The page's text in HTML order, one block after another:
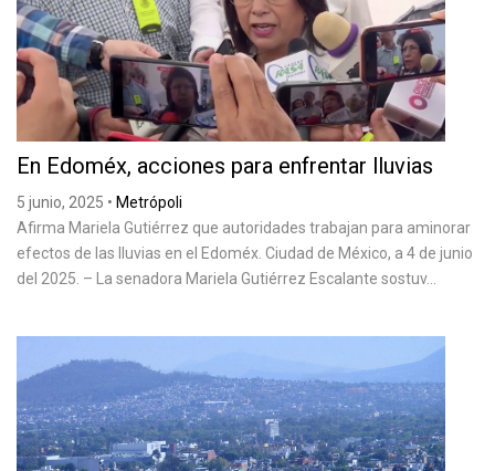
En Edoméx, acciones para enfrentar lluvias
5 junio, 2025 • Metrópoli
Afirma Mariela Gutiérrez que autoridades trabajan para aminorar
efectos de las lluvias en el Edoméx. Ciudad de México, a 4 de junio
del 2025. – La senadora Mariela Gutiérrez Escalante sostuv...